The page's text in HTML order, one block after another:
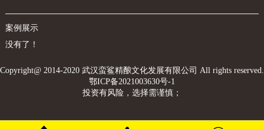
案例展示
没有了！
Copyright@ 2014-2020 武汉蛮鲨精酿文化发展有限公司 All rights reserved.
鄂ICP备2021003630号-1
投资有风险，选择需谨慎；